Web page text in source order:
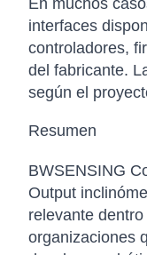
En muchos
interfaces
controladores,
del fabricante.
según el
Resumen
BWSENSING
Output
relevante
organizaciones